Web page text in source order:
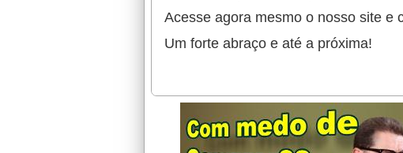
Acesse agora mesmo o nosso site e
Um forte abraço e até a próxima!